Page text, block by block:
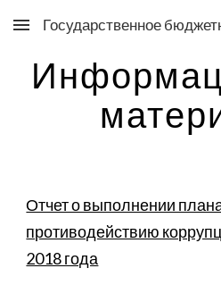
Skip to main content
Отчет о выполнении
противодействию
2018 года